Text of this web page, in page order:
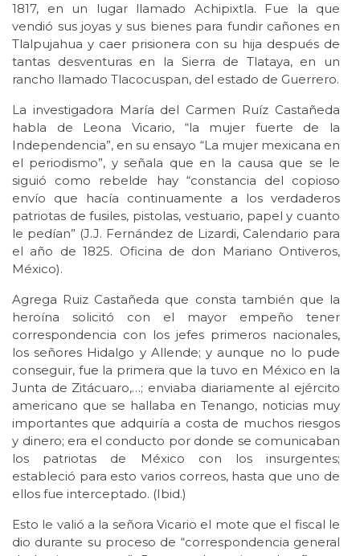
1817, en un lugar llamado Achipixtla. Fue la que
vendió sus joyas y sus bienes para fundir cañones en
Tlalpujahua y caer prisionera con su hija después de
tantas desventuras en la Sierra de Tlataya, en un
rancho llamado Tlacocuspan, del estado de Guerrero.
La investigadora María del Carmen Ruíz Castañeda
habla de Leona Vicario, “la mujer fuerte de la
Independencia”, en su ensayo “La mujer mexicana en
el periodismo”, y señala que en la causa que se le
siguió como rebelde hay “constancia del copioso
envío que hacía continuamente a los verdaderos
patriotas de fusiles, pistolas, vestuario, papel y cuanto
le pedían” (J.J. Fernández de Lizardi, Calendario para
el año de 1825. Oficina de don Mariano Ontiveros,
México).
Agrega Ruiz Castañeda que consta también que la
heroína solicitó con el mayor empeño tener
correspondencia con los jefes primeros nacionales,
los señores Hidalgo y Allende; y aunque no lo pude
conseguir, fue la primera que la tuvo en México en la
Junta de Zitácuaro,…; enviaba diariamente al ejército
americano que se hallaba en Tenango, noticias muy
importantes que adquiría a costa de muchos riesgos
y dinero; era el conducto por donde se comunicaban
los patriotas de México con los insurgentes;
estableció para esto varios correos, hasta que uno de
ellos fue interceptado. (Ibid.)
Esto le valió a la señora Vicario el mote que el fiscal le
dio durante su proceso de “correspondencia general